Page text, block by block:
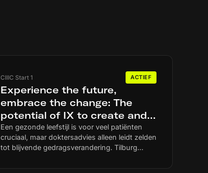
CIIIC Start 1 ACTIEF
Experience the future,
embrace the change: The
potential of IX to create and
leverage teachable moments
and improve lifestyle
behaviors in osteoarthritis
patients
Een gezonde leefstijl is voor veel patiënten
cruciaal, maar doktersadvies alleen leidt zelden
tot blijvende gedragsverandering. Tilburg
ervaringen bij artrosepatiënten zogeheten